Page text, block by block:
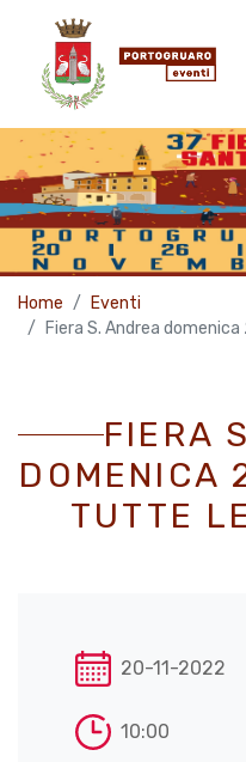
Home
Eventi
Fiera S. Andrea
FIERA
DOMENICA
TUTTE
20-11-2022
10:00